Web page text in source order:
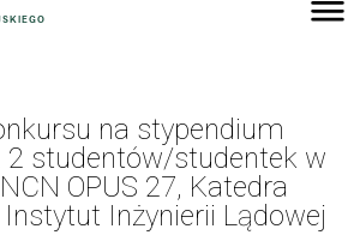
na stypendium
2 studentów/studentek w
OPUS 27, Katedra
Inżynierii Lądowej